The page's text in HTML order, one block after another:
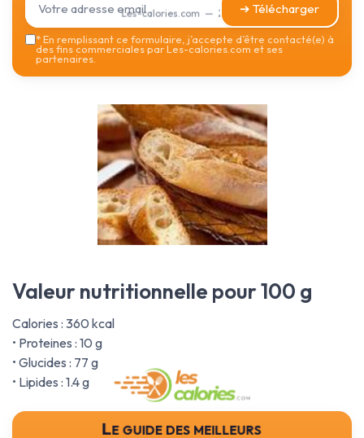
Les-calories.com — 2026➔ Télécharger
*En remplissant ce formulaire, j’accepte d’être contacté(e) à
des fins commerciales par Les-calories.com et ses
partenaires.
Valeur nutritionnelle pour 100 g
Calories : 360 kcal
• Proteines : 10 g
• Glucides : 77 g
• Lipides : 1.4 g
Le guide des meilleurs